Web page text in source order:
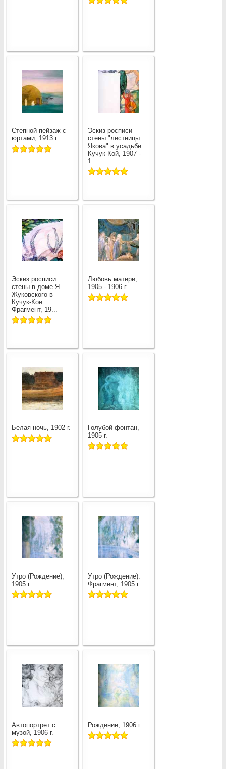
Степной пейзаж с
юртами, 1913 г.
Эскиз росписи
стены "лестницы
Якова" в усадьбе
Кучук-Кой, 1907 -
1...
Эскиз росписи
стены в доме Я.
Жуковского в
Кучук-Кое.
Фрагмент, 19...
Любовь матери,
1905 - 1906 г.
Белая ночь, 1902 г.
Голубой фонтан,
1905 г.
Утро (Рождение),
1905 г.
Утро (Рождение).
Фрагмент, 1905 г.
Автопортрет с
музой, 1906 г.
Рождение, 1906 г.